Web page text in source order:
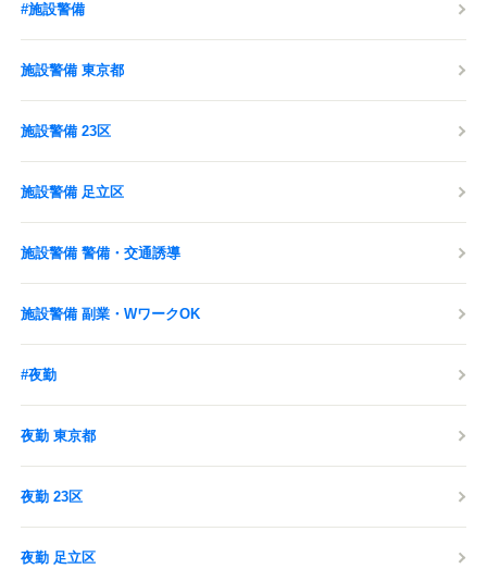
#施設警備
施設警備 東京都
施設警備 23区
施設警備 足立区
施設警備 警備・交通誘導
施設警備 副業・WワークOK
#夜勤
夜勤 東京都
夜勤 23区
夜勤 足立区